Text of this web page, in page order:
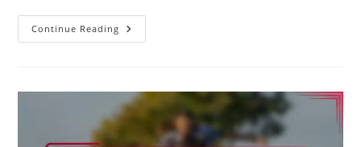
Continue Reading 3-
1-
Rollen,
Tactisch
Bewustzijn